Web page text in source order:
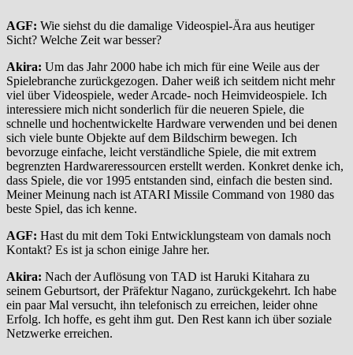
AGF: Wie siehst du die damalige Videospiel-Ära aus heutiger
Sicht? Welche Zeit war besser?
Akira: Um das Jahr 2000 habe ich mich für eine Weile aus der
Spielebranche zurückgezogen. Daher weiß ich seitdem nicht mehr
viel über Videospiele, weder Arcade- noch Heimvideospiele. Ich
interessiere mich nicht sonderlich für die neueren Spiele, die
schnelle und hochentwickelte Hardware verwenden und bei denen
sich viele bunte Objekte auf dem Bildschirm bewegen. Ich
bevorzuge einfache, leicht verständliche Spiele, die mit extrem
begrenzten Hardwareressourcen erstellt werden. Konkret denke ich,
dass Spiele, die vor 1995 entstanden sind, einfach die besten sind.
Meiner Meinung nach ist ATARI Missile Command von 1980 das
beste Spiel, das ich kenne.
AGF: Hast du mit dem Toki Entwicklungsteam von damals noch
Kontakt? Es ist ja schon einige Jahre her.
Akira: Nach der Auflösung von TAD ist Haruki Kitahara zu
seinem Geburtsort, der Präfektur Nagano, zurückgekehrt. Ich habe
ein paar Mal versucht, ihn telefonisch zu erreichen, leider ohne
Erfolg. Ich hoffe, es geht ihm gut. Den Rest kann ich über soziale
Netzwerke erreichen.